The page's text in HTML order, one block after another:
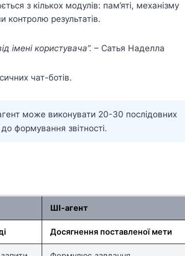
з кількох модулів: пам’яті, механізму
контролю результатів.
імені користувача”. – Сатья Наделла
чат-ботів.
може виконувати 20-30 послідовних
формування звітності.
ШІ-агент
Досягнення поставленої мети